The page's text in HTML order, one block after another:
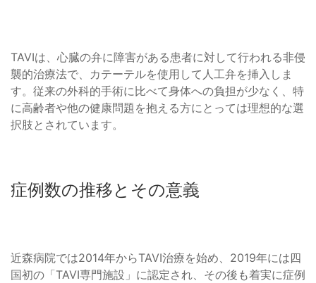
TAVIは、心臓の弁に障害がある患者に対して行われる非侵
襲的治療法で、カテーテルを使用して人工弁を挿入しま
す。従来の外科的手術に比べて身体への負担が少なく、特
に高齢者や他の健康問題を抱える方にとっては理想的な選
択肢とされています。
症例数の推移とその意義
近森病院では2014年からTAVI治療を始め、2019年には四
国初の「TAVI専門施設」に認定され、その後も着実に症例